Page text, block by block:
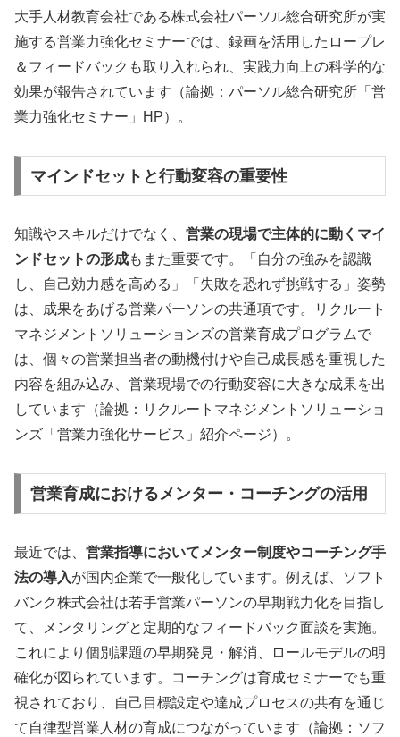
大手人材教育会社である株式会社パーソル総合研究所が実
施する営業力強化セミナーでは、録画を活用したロープレ
＆フィードバックも取り入れられ、実践力向上の科学的な
効果が報告されています（論拠：パーソル総合研究所「営
業力強化セミナー」HP）。
マインドセットと行動変容の重要性
知識やスキルだけでなく、 営業の現場で主体的に動くマイ
ンドセットの形成もまた重要です。「自分の強みを認識
し、自己効力感を高める」「失敗を恐れず挑戦する」姿勢
は、成果をあげる営業パーソンの共通項です。リクルート
マネジメントソリューションズの営業育成プログラムで
は、個々の営業担当者の動機付けや自己成長感を重視した
内容を組み込み、営業現場での行動変容に大きな成果を出
しています（論拠：リクルートマネジメントソリューショ
ンズ「営業力強化サービス」紹介ページ）。
営業育成におけるメンター・コーチングの活用
最近では、 営業指導においてメンター制度やコーチング手
法の導入が国内企業で一般化しています。例えば、ソフト
バンク株式会社は若手営業パーソンの早期戦力化を目指し
て、メンタリングと定期的なフィードバック面談を実施。
これにより個別課題の早期発見・解消、ロールモデルの明
確化が図られています。コーチングは育成セミナーでも重
視されており、自己目標設定や達成プロセスの共有を通じ
て自律型営業人材の育成につながっています（論拠：ソフ